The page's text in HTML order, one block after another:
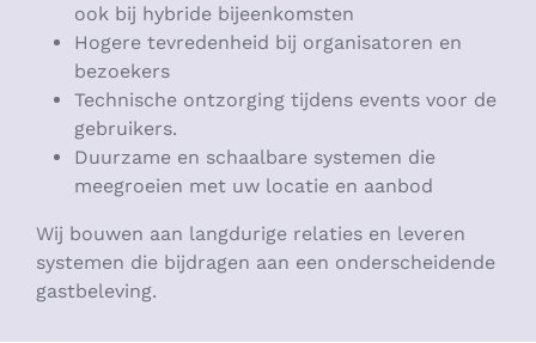
ook bij hybride bijeenkomsten
Hogere tevredenheid bij organisatoren en
bezoekers
Technische ontzorging tijdens events voor de
gebruikers.
Duurzame en schaalbare systemen die
meegroeien met uw locatie en aanbod
Wij bouwen aan langdurige relaties en leveren
systemen die bijdragen aan een onderscheidende
gastbeleving.